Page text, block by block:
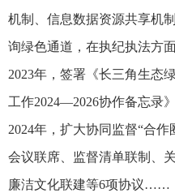
机制、信息数据资源共享机
询绿色通道，在执纪执法方
2023年，签署《长三角生态
工作2024—2026协作备忘录
2024年，扩大协同监督“合
会议联席、监督清单联制、
廉洁文化联建等6项协议……